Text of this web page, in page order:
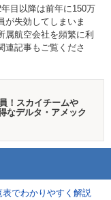
目以降は前年に150万
が失効してしまいま
属航空会社を頻繁に利
連記事もご覧くださ
！スカイチームや
なデルタ・アメック
でわかりやすく解説